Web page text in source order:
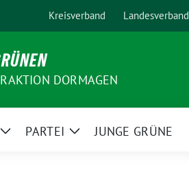
Kreisverband Landesverband
DORMAGEN
ZeigePARTEI
ZeigeJUNGE GRÜNE